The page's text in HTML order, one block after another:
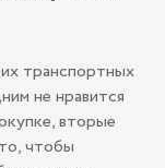
транспортных
не нравится
вторые
чтобы